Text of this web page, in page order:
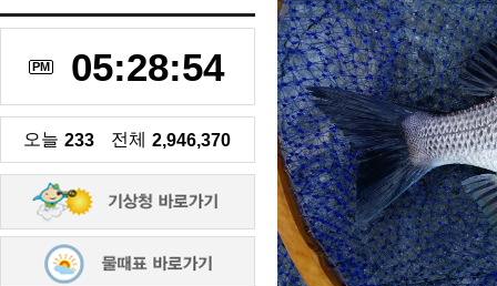
PM 05:28:55
오늘 233 전체 2,946,370